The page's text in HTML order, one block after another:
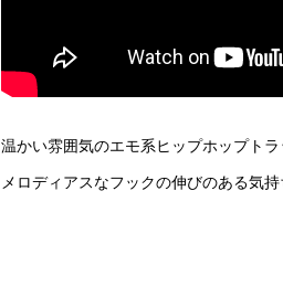
温かい雰囲気のエモ系ヒップホップトラ
メロディアスなフックの伸びのある気